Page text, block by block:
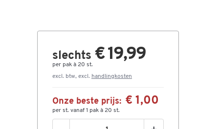
slechts € 19,99
per pak à 20 st.
excl. btw, excl. handlingkosten
Onze beste prijs: € 1,00
per st. vanaf 1 pak à 20 st.